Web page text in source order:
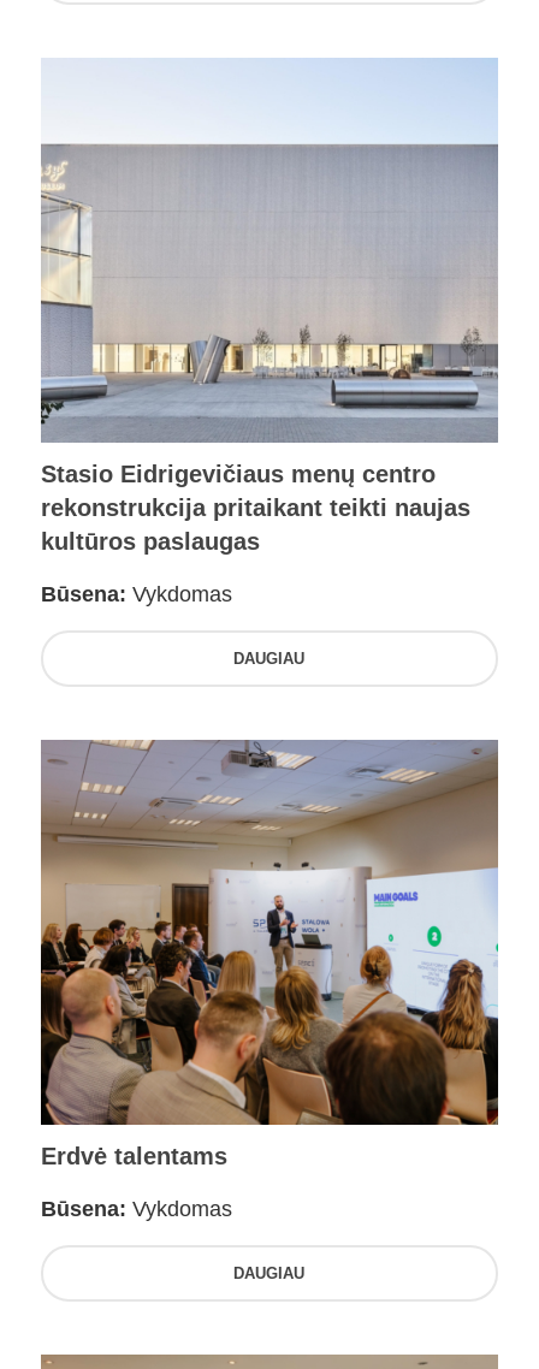
Stasio Eidrigevičiaus menų centro
rekonstrukcija pritaikant teikti naujas
kultūros paslaugas
Būsena: Vykdomas
DAUGIAU
Erdvė talentams
Būsena: Vykdomas
DAUGIAU